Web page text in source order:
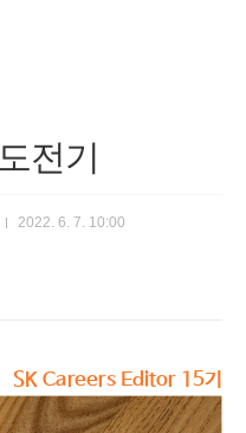
전기
2022. 6. 7. 10:00
SK Careers Editor 15기